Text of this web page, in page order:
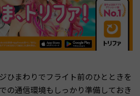
ひまわりでフライト前のひとときを
の通信環境もしっかり準備しておき